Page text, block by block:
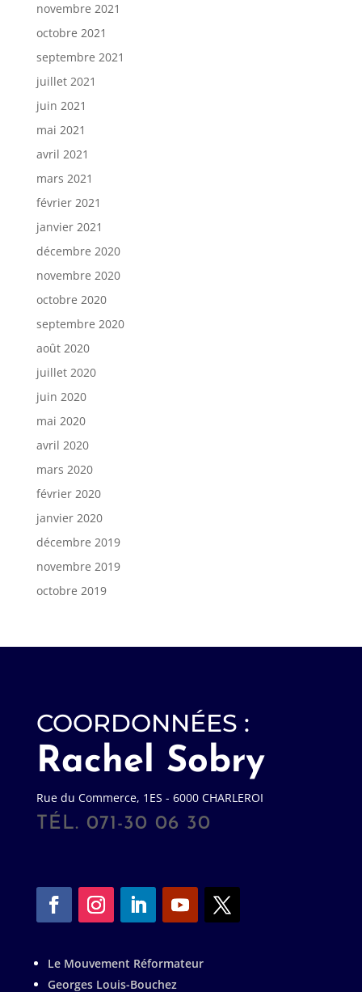
novembre 2021
octobre 2021
septembre 2021
juillet 2021
juin 2021
mai 2021
avril 2021
mars 2021
février 2021
janvier 2021
décembre 2020
novembre 2020
octobre 2020
septembre 2020
août 2020
juillet 2020
juin 2020
mai 2020
avril 2020
mars 2020
février 2020
janvier 2020
décembre 2019
novembre 2019
octobre 2019
COORDONNÉES :
Rachel Sobry
Rue du Commerce, 1ES - 6000 CHARLEROI
TÉL. 071-30 06 30
Le Mouvement Réformateur
Georges Louis-Bouchez